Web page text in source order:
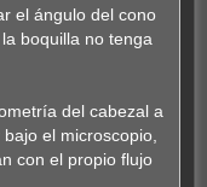
el ángulo del cono
boquilla no tenga
del cabezal a
el microscopio,
con el propio flujo